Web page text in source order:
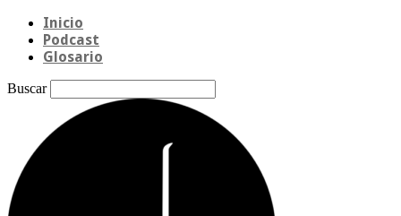
Inicio
Podcast
Glosario
Buscar